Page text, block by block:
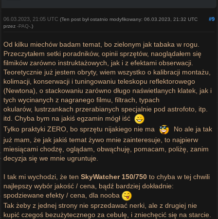
#9
06.03.2023, 21:05 UTC(Ten post był ostatnio modyfikowany: 06.03.2023, 21:32 UTC
przez-PAQ- .)
Od kilku miechów badam temat, bo zielonym jak tabaka w rogu.
Przeczytałem setki poradników, opinii sprzętów, naoglądałem się
filmików zarówno instruktażowych, jak i z efektami obserwacji.
Teoretycznie już jestem obryty, wiem wszystko o kalibracji montażu,
kolimacji, konserwacji i tuningowaniu teleskopu reflektorowego
(Newtona), o stackowaniu zarówno długo naświetlanych klatek, jak i
tych wycinanych z nagranego filmu, filtrach, typach
okularów, lustrzankach przerabianych specjalnie pod astrofoto, itp.
itd. Chyba bym na jakiś egzamin mógł iść
Tylko praktyki ZERO, bo sprzętu nijakiego nie ma
No ale ja tak
już mam, że jak jakiś temat żywo mnie zainteresuje, to najpierw
miesiącami chodzę, oglądam, obwąchuję, pomacam, poliżę, zanim
decyzja się we mnie ugruntuje.
I tak mi wychodzi, że tenSkyWatcher 150/750 to chyba w tej chwili
najlepszy wybór jakość / cena, bądź bardziej dokładnie:
spodziewane efekty / cena, dla nooba
Tak żeby z jednej strony nie sprzedawać nerki, ale z drugiej nie
kupić czegoś bezużytecznego za cebulę, i zniechęcić się na starcie.